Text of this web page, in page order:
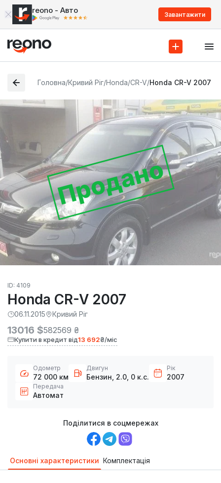
reono - Авто Завантажити
Головна/Кривий Ріг/Honda/CR-V/Honda CR-V 2007
Продано
ID: 4109
Honda CR-V 2007
06.11.2015 Кривий Ріг
13016 $582569 ₴
Купити в кредит від13 692₴/міс
Одометр
72 000 км
Двигун
Бензин, 2.0, 0 к.с.
Рік
2007
Передача
Автомат
Поділитися в соцмережах
Основні характеристики Комплектація